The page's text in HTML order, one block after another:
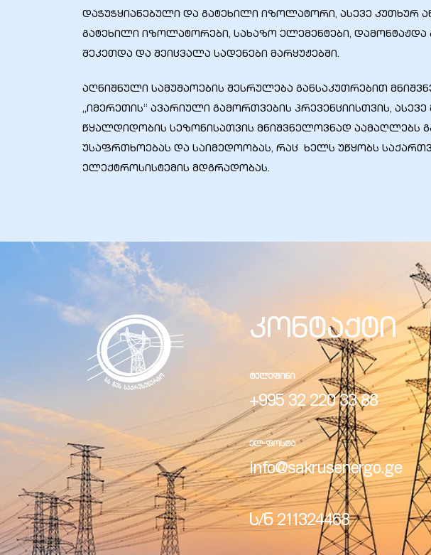
დაჭუჭყიანებული და გატეხილი იზოლატორი, ასევე კუთხურ
გატეხილი იზოლატორები, სახაზო ელემენტები, დამონტაჟდა
შეკეთდა და შეიცვალა სადენები მარყუჟებში.
აღნიშნული სამუშაოების შესრულება განსაკუთრებით
„იმერეთის“ ავარიული გამორთვების პრევენციისთვის,
წყალდიდობის სეზონისათვის მნიშვნელოვნად აამაღლებს
უსაფრთხოებას და საიმედოობას, რაც ხელს უწყობს
ელექტროსისტემის მდგრადობას.
კონტაქტი
ᲢᲔᲚᲔᲤᲘᲜᲘ
+995 32 220 33 88
ᲔᲚ-ᲤᲝᲡᲢᲐ
info@sakrusenergo.ge
ს/ნ 211324468